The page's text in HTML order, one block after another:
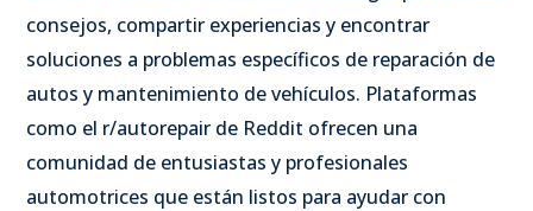
consejos, compartir experiencias y encontrar
soluciones a problemas específicos de reparación de
autos y mantenimiento de vehículos. Plataformas
como el r/autorepair de Reddit ofrecen una
comunidad de entusiastas y profesionales
automotrices que están listos para ayudar con